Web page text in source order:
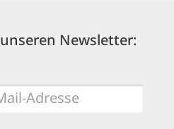
Newsletter:
E-
Mail